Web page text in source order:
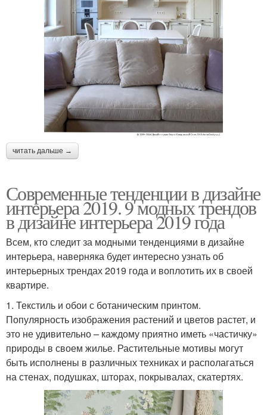
читать дальше →
Современные тенденции в дизайне
интерьера 2019. 9 модных трендов
в дизайне интерьера 2019 года
Всем, кто следит за модными тенденциями в дизайне
интерьера, наверняка будет интересно узнать об
интерьерных трендах 2019 года и воплотить их в своей
квартире.
1. Текстиль и обои с ботаническим принтом.
Популярность изображения растений и цветов растет, и
это не удивительно – каждому приятно иметь «частичку»
природы в своем жилье. Растительные мотивы могут
быть исполнены в различных техниках и располагаться
на стенах, подушках, шторах, покрывалах, скатертях.